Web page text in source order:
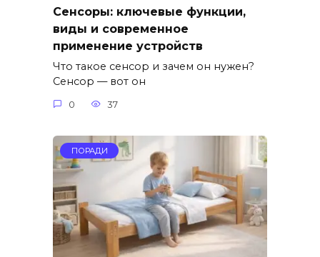
Сенсоры: ключевые функции,
виды и современное
применение устройств
Что такое сенсор и зачем он нужен?
Сенсор — вот он
0 37
ПОРАДИ